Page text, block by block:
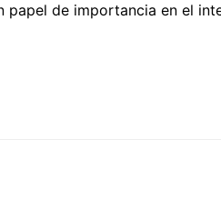
papel de importancia en el